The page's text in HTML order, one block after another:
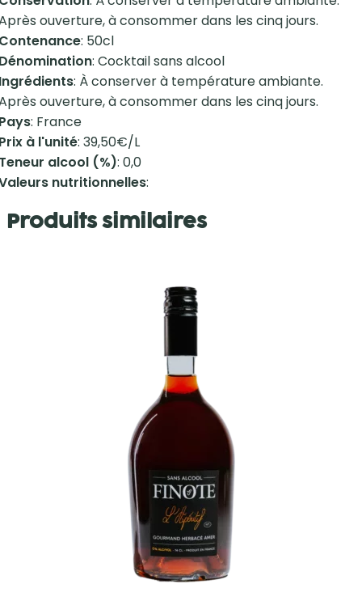
ouverture, à consommer dans les cinq jours.
: 50cl
: Cocktail sans alcool
: À conserver à température ambiante.
ouverture, à consommer dans les cinq jours.
: France
à l'unité: 39,50€/L
alcool (%): 0,0
nutritionnelles:
Produits similaires